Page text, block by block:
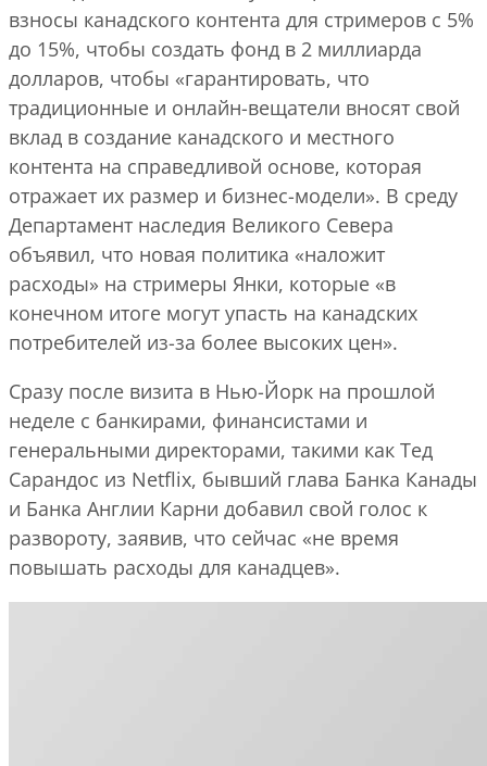
взносы канадского контента для стримеров с 5%
до 15%, чтобы создать фонд в 2 миллиарда
долларов, чтобы «гарантировать, что
традиционные и онлайн-вещатели вносят свой
вклад в создание канадского и местного
контента на справедливой основе, которая
отражает их размер и бизнес-модели». В среду
Департамент наследия Великого Севера
объявил, что новая политика «наложит
расходы» на стримеры Янки, которые «в
конечном итоге могут упасть на канадских
потребителей из-за более высоких цен».
Сразу после визита в Нью-Йорк на прошлой
неделе с банкирами, финансистами и
генеральными директорами, такими как Тед
Сарандос из Netflix, бывший глава Банка Канады
и Банка Англии Карни добавил свой голос к
развороту, заявив, что сейчас «не время
повышать расходы для канадцев».